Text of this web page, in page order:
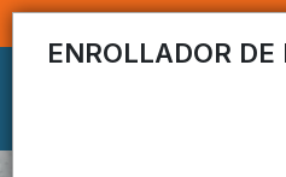
ENROLLADOR